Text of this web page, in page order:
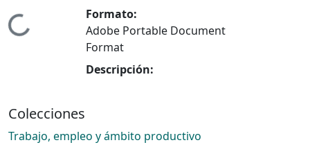
Cargando...
Formato:
Adobe Portable Document
Format
Descripción:
Colecciones
Trabajo, empleo y ámbito productivo